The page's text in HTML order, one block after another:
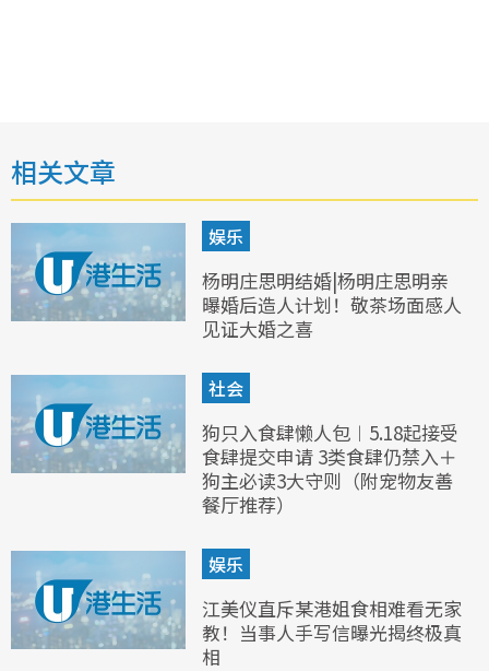
相关文章
娱乐
杨明庄思明结婚|杨明庄思明亲
曝婚后造人计划！敬茶场面感人
见证大婚之喜
社会
狗只入食肆懒人包︱5.18起接受
食肆提交申请 3类食肆仍禁入＋
狗主必读3大守则（附宠物友善
餐厅推荐）
娱乐
江美仪直斥某港姐食相难看无家
教！当事人手写信曝光揭终极真
相